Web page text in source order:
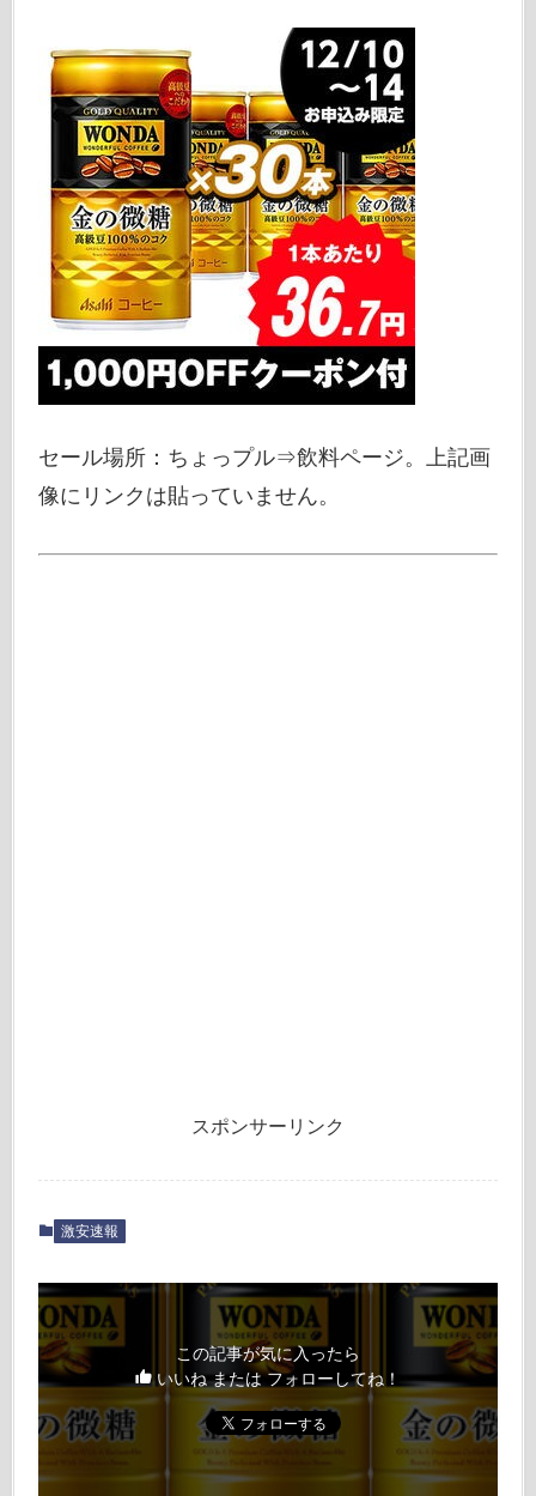
セール場所：ちょっプル⇒飲料ページ。上記画
像にリンクは貼っていません。
スポンサーリンク
激安速報
この記事が気に入ったら
いいね または フォローしてね！